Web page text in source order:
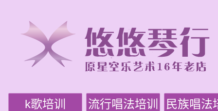
k歌培训 流行唱法培训 民族唱法